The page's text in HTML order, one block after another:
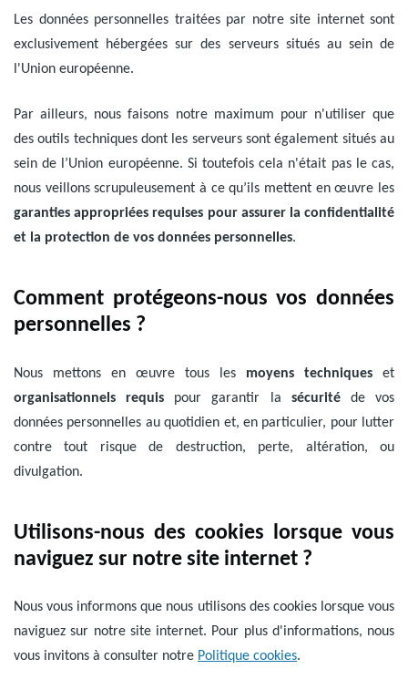
Les données personnelles traitées par notre site internet sont
exclusivement hébergées sur des serveurs situés au sein de
l'Union européenne.
Par ailleurs, nous faisons notre maximum pour n'utiliser que
des outils techniques dont les serveurs sont également situés au
sein de l’Union européenne. Si toutefois cela n'était pas le cas,
nous veillons scrupuleusement à ce qu’ils mettent en œuvre les
garanties appropriées requises pour assurer la confidentialité
et la protection de vos données personnelles.
Comment protégeons-nous vos données
personnelles ?
Nous mettons en œuvre tous les moyens techniques et
organisationnels requis pour garantir la sécuritéde vos
données personnelles au quotidien et, en particulier, pour lutter
contre tout risque de destruction, perte, altération, ou
divulgation.
Utilisons-nous des cookies lorsque vous
naviguez sur notre site internet ?
Nous vous informons que nous utilisons des cookies lorsque vous
naviguez sur notre site internet. Pour plus d'informations, nous
vous invitons à consulter notre Politique cookies.